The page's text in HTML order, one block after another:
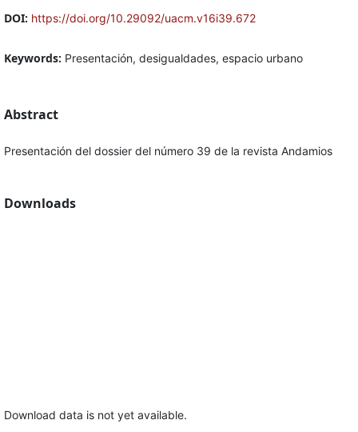
DOI: https://doi.org/10.29092/uacm.v16i39.672
Keywords: Presentación, desigualdades, espacio urbano
Abstract
Presentación del dossier del número 39 de la revista Andamios
Downloads
Download data is not yet available.